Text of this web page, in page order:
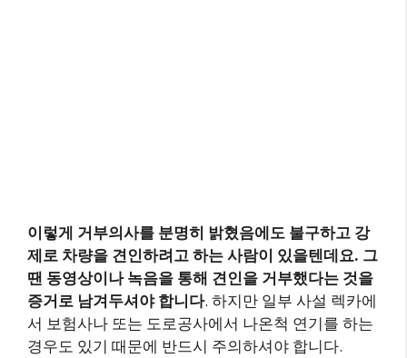
이렇게 거부의사를 분명히 밝혔음에도 불구하고 강
제로 차량을 견인하려고 하는 사람이 있을텐데요. 그
땐 동영상이나 녹음을 통해 견인을 거부했다는 것을
증거로 남겨두셔야 합니다. 하지만 일부 사설 렉카에
서 보험사나 또는 도로공사에서 나온척 연기를 하는
경우도 있기 때문에 반드시 주의하셔야 합니다.